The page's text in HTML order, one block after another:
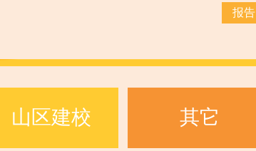
报告
山区建校 其它